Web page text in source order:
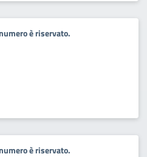
è riservato.
è riservato.